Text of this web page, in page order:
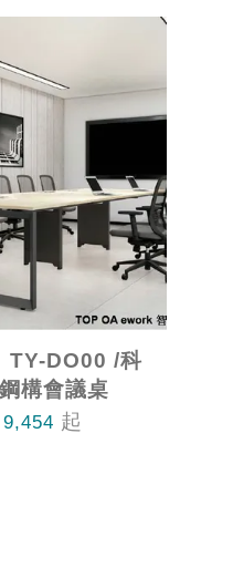
TY-DO00 /科
構會議桌
起